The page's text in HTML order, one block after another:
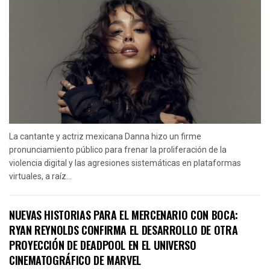
La cantante y actriz mexicana Danna hizo un firme
pronunciamiento público para frenar la proliferación de la
violencia digital y las agresiones sistemáticas en plataformas
virtuales, a raíz...
NUEVAS HISTORIAS PARA EL MERCENARIO CON BOCA:
RYAN REYNOLDS CONFIRMA EL DESARROLLO DE OTRA
PROYECCIÓN DE DEADPOOL EN EL UNIVERSO
CINEMATOGRÁFICO DE MARVEL